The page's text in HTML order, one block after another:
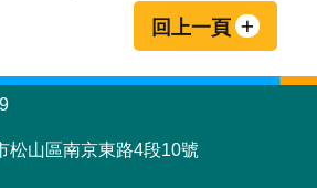
回上一頁
市松山區南京東路4段10號